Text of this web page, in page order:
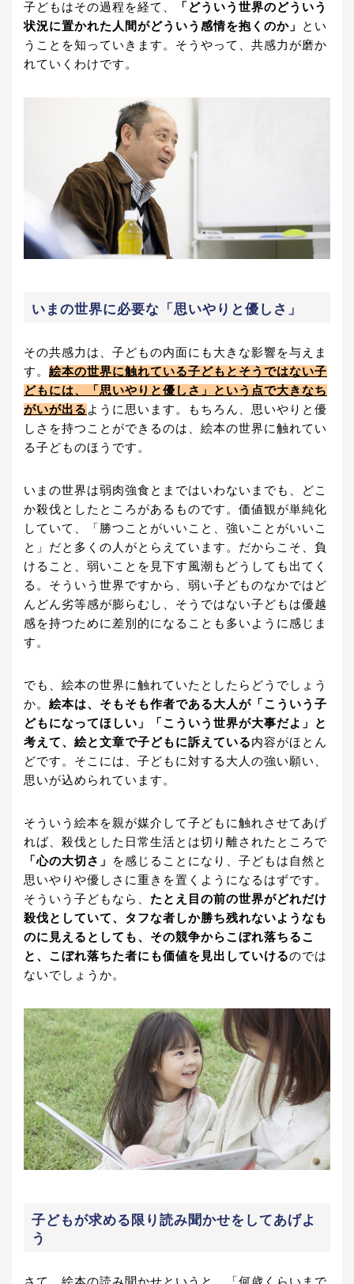
子どもはその過程を経て、
「どういう世界のどういう
状況に置かれた人間がどういう感情を抱くのか」
とい
うことを知っていきます。そうやって、共感力が磨か
れていくわけです。
いまの世界に必要な「思いやりと優しさ」
その共感力は、子どもの内面にも大きな影響を与えま
す。 絵本の世界に触れている子どもとそうではない子
どもには、「思いやりと優しさ」という点で大きなち
がいが出る ように思います。もちろん、思いやりと優
しさを持つことができるのは、絵本の世界に触れてい
る子どものほうです。
いまの世界は弱肉強食とまではいわないまでも、どこ
か殺伐としたところがあるものです。価値観が単純化
していて、「勝つことがいいこと、強いことがいいこ
と」だと多くの人がとらえています。だからこそ、負
けること、弱いことを見下す風潮もどうしても出てく
る。そういう世界ですから、弱い子どものなかではど
んどん劣等感が膨らむし、そうではない子どもは優越
感を持つために差別的になることも多いように感じま
す。
でも、絵本の世界に触れていたとしたらどうでしょう
か。 絵本は、そもそも作者である大人が「こういう子
どもになってほしい」「こういう世界が大事だよ」と
考えて、絵と文章で子どもに訴えている内容がほとん
どです。そこには、子どもに対する大人の強い願い、
思いが込められています。
そういう絵本を親が媒介して子どもに触れさせてあげ
れば、殺伐とした日常生活とは切り離されたところで
「心の大切さ」
を感じることになり、子どもは自然と
思いやりや優しさに重きを置くようになるはずです。
そういう子どもなら、 たとえ目の前の世界がどれだけ
殺伐としていて、タフな者しか勝ち残れないようなも
のに見えるとしても、その競争からこぼれ落ちるこ
と、こぼれ落ちた者にも価値を見出していけるのでは
ないでしょうか。
子どもが求める限り読み聞かせをしてあげよ
う